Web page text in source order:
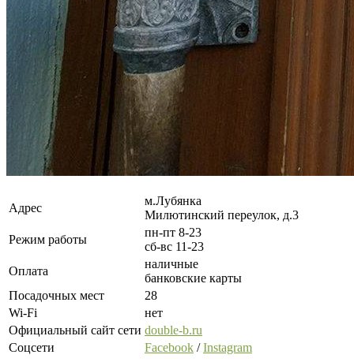
Адрес
м.Лубянка
Милютинский переулок, д.3
Режим работы
пн-пт 8-23
сб-вс 11-23
Оплата
наличные
банковские карты
Посадочных мест
28
Wi-Fi
нет
Официальный сайт сети double-b.ru
Соцсети
Facebook /Instagram